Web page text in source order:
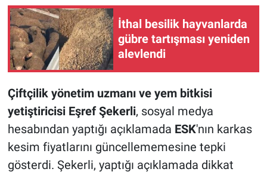
İthal besilik hayvanlarda
gübre tartışması yeniden
alevlendi
Çiftçilik yönetim uzmanı ve yem bitkisi
yetiştiricisi Eşref Şekerli, sosyal medya
hesabından yaptığı açıklamada ESK'nın karkas
kesim fiyatlarını güncellememesine tepki
gösterdi. Şekerli, yaptığı açıklamada dikkat